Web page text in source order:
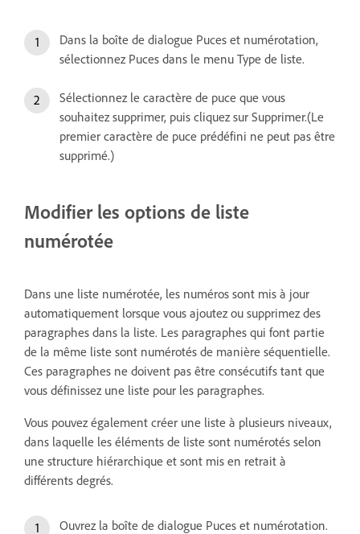
Dans la boîte de dialogue Puces et numérotation,
sélectionnez Puces dans le menu Type de liste.
Sélectionnez le caractère de puce que vous
souhaitez supprimer, puis cliquez sur Supprimer.(Le
premier caractère de puce prédéfini ne peut pas être
supprimé.)
Modifier les options de liste
numérotée
Dans une liste numérotée, les numéros sont mis à jour
automatiquement lorsque vous ajoutez ou supprimez des
paragraphes dans la liste. Les paragraphes qui font partie
de la même liste sont numérotés de manière séquentielle.
Ces paragraphes ne doivent pas être consécutifs tant que
vous définissez une liste pour les paragraphes.
Vous pouvez également créer une liste à plusieurs niveaux,
dans laquelle les éléments de liste sont numérotés selon
une structure hiérarchique et sont mis en retrait à
différents degrés.
Ouvrez la boîte de dialogue Puces et numérotation.